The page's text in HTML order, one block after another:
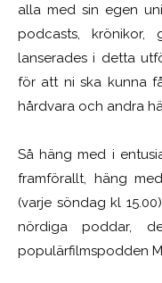
alla med sin egen
podcasts, krönikor,
lanserades i detta
för att ni ska kunna
hårdvara och andra
Så häng med i
framförallt, häng
(varje söndag kl
nördiga poddar,
populärfilmspodden